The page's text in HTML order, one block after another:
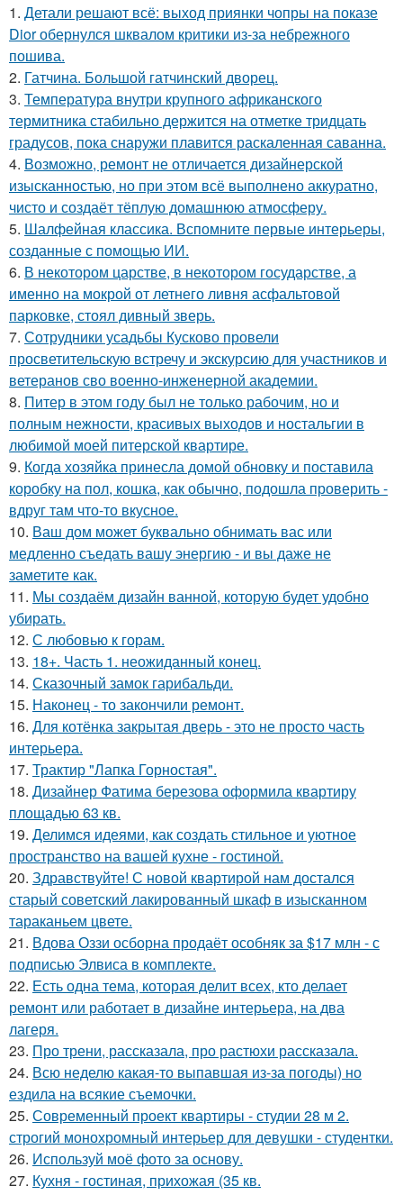
1. Детали решают всё: выход приянки чопры на показе
Dior обернулся шквалом критики из-за небрежного
пошива.
2. Гатчина. Большой гатчинский дворец.
3. Температура внутри крупного африканского
термитника стабильно держится на отметке тридцать
градусов, пока снаружи плавится раскаленная саванна.
4. Возможно, ремонт не отличается дизайнерской
изысканностью, но при этом всё выполнено аккуратно,
чисто и создаёт тёплую домашнюю атмосферу.
5. Шалфейная классика. Вспомните первые интерьеры,
созданные с помощью ИИ.
6. В некотором царстве, в некотором государстве, а
именно на мокрой от летнего ливня асфальтовой
парковке, стоял дивный зверь.
7. Сотрудники усадьбы Кусково провели
просветительскую встречу и экскурсию для участников и
ветеранов сво военно-инженерной академии.
8. Питер в этом году был не только рабочим, но и
полным нежности, красивых выходов и ностальгии в
любимой моей питерской квартире.
9. Когда хозяйка принесла домой обновку и поставила
коробку на пол, кошка, как обычно, подошла проверить -
вдруг там что-то вкусное.
10. Ваш дом может буквально обнимать вас или
медленно съедать вашу энергию - и вы даже не
заметите как.
11. Мы создаём дизайн ванной, которую будет удобно
убирать.
12. С любовью к горам.
13. 18+. Часть 1. неожиданный конец.
14. Сказочный замок гарибальди.
15. Наконец - то закончили ремонт.
16. Для котёнка закрытая дверь - это не просто часть
интерьера.
17. Трактир "Лапка Горностая".
18. Дизайнер Фатима березова оформила квартиру
площадью 63 кв.
19. Делимся идеями, как создать стильное и уютное
пространство на вашей кухне - гостиной.
20. Здравствуйте! С новой квартирой нам достался
старый советский лакированный шкаф в изысканном
тараканьем цвете.
21. Вдова Оззи осборна продаёт особняк за $17 млн - с
подписью Элвиса в комплекте.
22. Есть одна тема, которая делит всех, кто делает
ремонт или работает в дизайне интерьера, на два
лагеря.
23. Про трени, рассказала, про растюхи рассказала.
24. Всю неделю какая-то выпавшая из-за погоды) но
ездила на всякие съемочки.
25. Современный проект квартиры - студии 28 м 2.
строгий монохромный интерьер для девушки - студентки.
26. Используй моё фото за основу.
27. Кухня - гостиная, прихожая (35 кв.